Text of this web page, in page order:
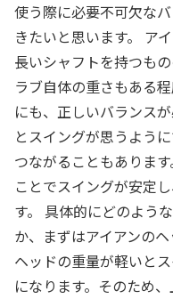
使う際に必要不可欠な
きたいと思います。 ア
長いシャフトを持つも
ラブ自体の重さもある
にも、正しいバランス
とスイングが思うよう
つながることもありま
ことでスイングが安定
す。 具体的にどのよう
か、まずはアイアンの
ヘッドの重量が軽いと
になります。そのため